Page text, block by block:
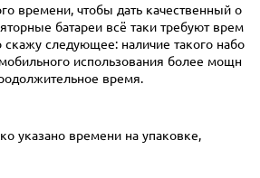
времени, чтобы дать качественный о
батареи всё таки требуют врем
следующее: наличие такого набо
использования более мощн
время.
указано времени на упаковке,